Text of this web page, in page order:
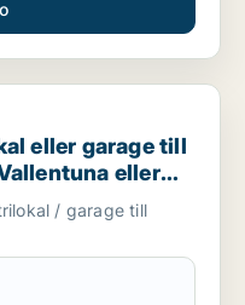
till salu i Upplands
eller garage till
eller
/ garage till